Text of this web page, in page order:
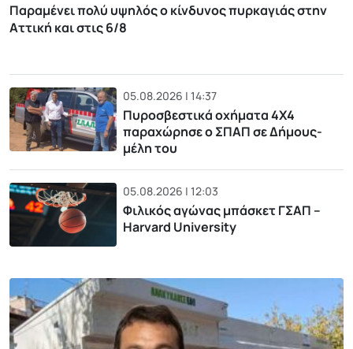
Παραμένει πολύ υψηλός ο κίνδυνος πυρκαγιάς στην
Αττική και στις 6/8
05.08.2026 | 14:37
Πυροσβεστικά οχήματα 4Χ4
παραχώρησε ο ΣΠΑΠ σε Δήμους-
μέλη του
05.08.2026 | 12:03
Φιλικός αγώνας μπάσκετ ΓΣΑΠ –
Harvard University